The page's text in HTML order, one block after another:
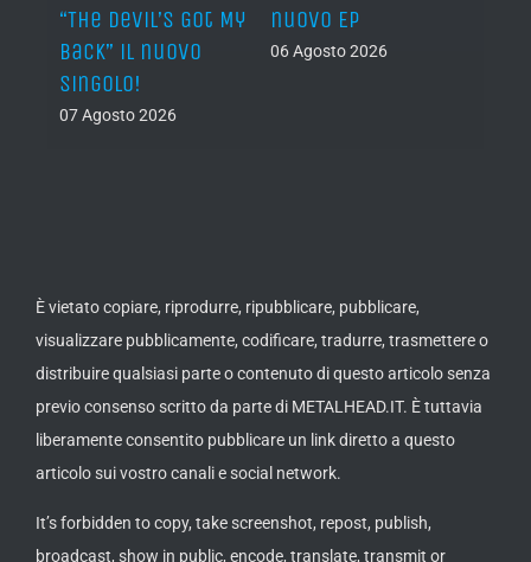
“The Devil’s Got My
Back” il nuovo
singolo!
07 Agosto 2026
nuovo EP
06 Agosto 2026
È vietato copiare, riprodurre, ripubblicare, pubblicare,
visualizzare pubblicamente, codificare, tradurre, trasmettere o
distribuire qualsiasi parte o contenuto di questo articolo senza
previo consenso scritto da parte di METALHEAD.IT. È tuttavia
liberamente consentito pubblicare un link diretto a questo
articolo sui vostro canali e social network.
It’s forbidden to copy, take screenshot, repost, publish,
broadcast, show in public, encode, translate, transmit or